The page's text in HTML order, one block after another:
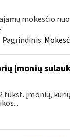
mokesčio
Pagrindinis:
įmonių
tūkst. įmonių,